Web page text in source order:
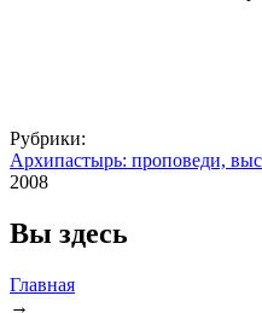
Рубрики:
Архипастырь: проповеди,
2008
Вы здесь
Главная
→